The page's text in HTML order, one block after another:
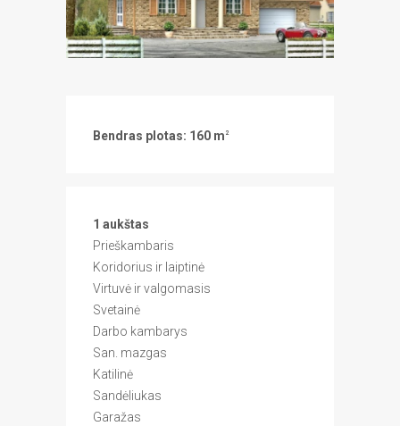
Bendras plotas: 160 m 2
1 aukštas
Prieškambaris
Koridorius ir laiptinė
Virtuvė ir valgomasis
Svetainė
Darbo kambarys
San. mazgas
Katilinė
Sandėliukas
Garažas